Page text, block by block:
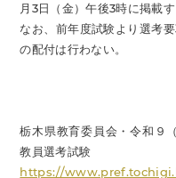
月3日（金）午後3時に掲載
なお、前年度試験より選考
の配付は行わない。
栃木県教育委員会・令和９
教員選考試験
https://